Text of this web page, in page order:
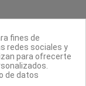
fines de
redes sociales y
para ofrecerte
de datos